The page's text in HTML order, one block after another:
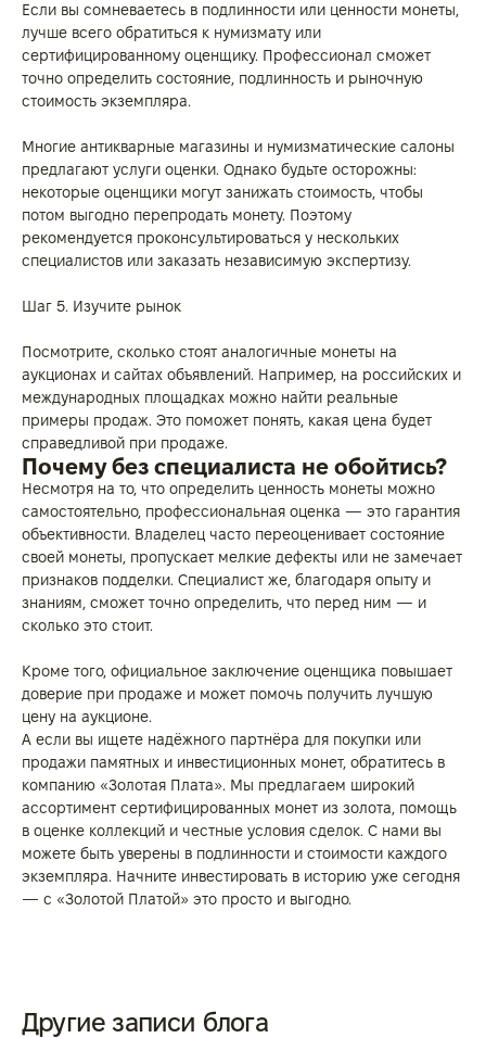
Если вы сомневаетесь в подлинности или ценности монеты,
лучше всего обратиться к нумизмату или
сертифицированному оценщику. Профессионал сможет
точно определить состояние, подлинность и рыночную
стоимость экземпляра.
Многие антикварные магазины и нумизматические салоны
предлагают услуги оценки. Однако будьте осторожны:
некоторые оценщики могут занижать стоимость, чтобы
потом выгодно перепродать монету. Поэтому
рекомендуется проконсультироваться у нескольких
специалистов или заказать независимую экспертизу.
Шаг 5. Изучите рынок
Посмотрите, сколько стоят аналогичные монеты на
аукционах и сайтах объявлений. Например, на российских и
международных площадках можно найти реальные
примеры продаж. Это поможет понять, какая цена будет
справедливой при продаже.
Почему без специалиста не обойтись?
Несмотря на то, что определить ценность монеты можно
самостоятельно, профессиональная оценка — это гарантия
объективности. Владелец часто переоценивает состояние
своей монеты, пропускает мелкие дефекты или не замечает
признаков подделки. Специалист же, благодаря опыту и
знаниям, сможет точно определить, что перед ним — и
сколько это стоит.
Кроме того, официальное заключение оценщика повышает
доверие при продаже и может помочь получить лучшую
цену на аукционе.
А если вы ищете надёжного партнёра для покупки или
продажи памятных и инвестиционных монет, обратитесь в
компанию «Золотая Плата». Мы предлагаем широкий
ассортимент сертифицированных монет из золота, помощь
в оценке коллекций и честные условия сделок. С нами вы
можете быть уверены в подлинности и стоимости каждого
экземпляра. Начните инвестировать в историю уже сегодня
— с «Золотой Платой» это просто и выгодно.
Другие записи блога